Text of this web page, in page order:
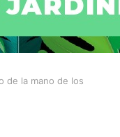
de la mano de los